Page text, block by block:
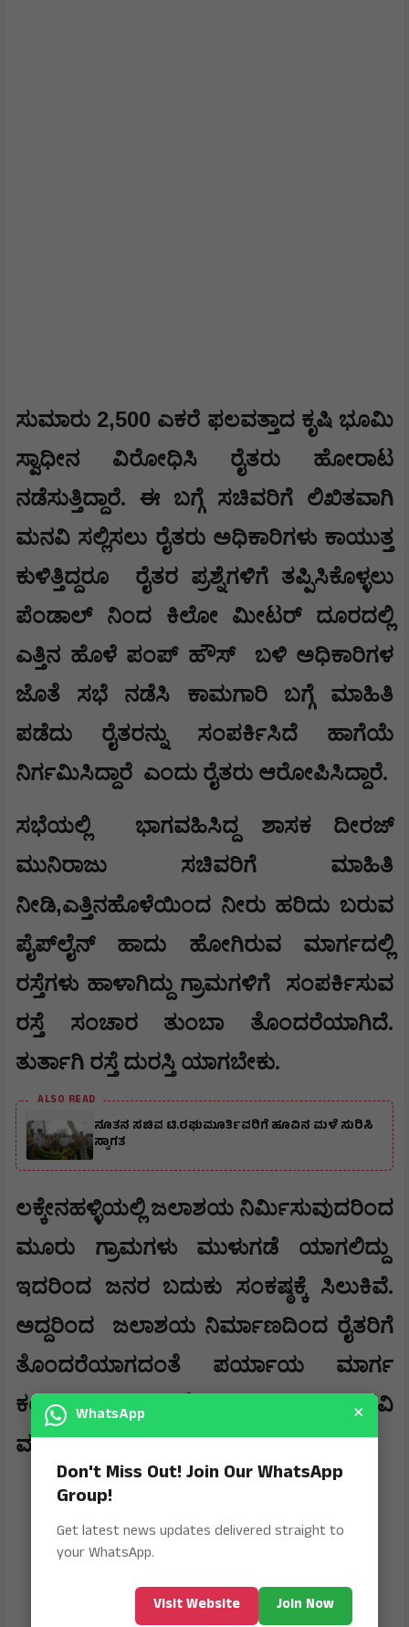
ಸುಮಾರು 2,500 ಎಕರೆ ಫಲವತ್ತಾದ ಕೃಷಿ ಭೂಮಿ
ಸ್ವಾಧೀನ ವಿರೋಧಿಸಿ ರೈತರು ಹೋರಾಟ
ನಡೆಸುತ್ತಿದ್ದಾರೆ. ಈ ಬಗ್ಗೆ ಸಚಿವರಿಗೆ ಲಿಖಿತವಾಗಿ
ಮನವಿ ಸಲ್ಲಿಸಲು ರೈತರು ಅಧಿಕಾರಿಗಳು ಕಾಯುತ್ತ
ಕುಳಿತ್ತಿದ್ದರೂ
ರೈತರ ಪ್ರಶ್ನೆಗಳಿಗೆ ತಪ್ಪಿಸಿಕೊಳ್ಳಲು
ಪೆಂಡಾಲ್ ನಿಂದ ಕಿಲೋ ಮೀಟರ್ ದೂರದಲ್ಲಿ
ಎತ್ತಿನ ಹೊಳೆ ಪಂಪ್ ಹೌಸ್
ಬಳಿ ಅಧಿಕಾರಿಗಳ
ಜೊತೆ ಸಭೆ ನಡೆಸಿ ಕಾಮಗಾರಿ ಬಗ್ಗೆ ಮಾಹಿತಿ
ಪಡೆದು ರೈತರನ್ನು ಸಂಪರ್ಕಿಸಿದೆ ಹಾಗೆಯೆ
ನಿರ್ಗಮಿಸಿದ್ದಾರೆ ಎಂದು ರೈತರು ಆರೋಪಿಸಿದ್ದಾರೆ.
ಸಭೆಯಲ್ಲಿ
ಭಾಗವಹಿಸಿದ್ದ ಶಾಸಕ ದೀರಜ್
ಮುನಿರಾಜು ಸಚಿವರಿಗೆ ಮಾಹಿತಿ
ನೀಡಿ,ಎತ್ತಿನಹೊಳೆಯಿಂದ ನೀರು ಹರಿದು ಬರುವ
ಪೈಪ್‌ಲೈನ್ ಹಾದು ಹೋಗಿರುವ ಮಾರ್ಗದಲ್ಲಿ
ರಸ್ತೆಗಳು ಹಾಳಾಗಿದ್ದು ಗ್ರಾಮಗಳಿಗೆ
ಸಂಪರ್ಕಿಸುವ
ರಸ್ತೆ ಸಂಚಾರ ತುಂಬಾ ತೊಂದರೆಯಾಗಿದೆ.
ತುರ್ತಾಗಿ ರಸ್ತೆ ದುರಸ್ತಿ ಯಾಗಬೇಕು.
ALSO READ
ನೂತನ ಸಚಿವ ಟಿ.ರಘುಮೂರ್ತಿವರಿಗೆ ಹೂವಿನ ಮಳೆ ಸುರಿಸಿ
ಸ್ವಾಗತ
ಲಕ್ಕೇನಹಳ್ಳಿಯಲ್ಲಿ ಜಲಾಶಯ ನಿರ್ಮಿಸುವುದರಿಂದ
ಮೂರು ಗ್ರಾಮಗಳು ಮುಳುಗಡೆ ಯಾಗಲಿದ್ದು
ಇದರಿಂದ ಜನರ ಬದುಕು ಸಂಕಷ್ಠಕ್ಕೆ ಸಿಲುಕಿವೆ.
ಅದ್ದರಿಂದ
ಜಲಾಶಯ ನಿರ್ಮಾಣದಿಂದ ರೈತರಿಗೆ
ತೊಂದರೆಯಾಗದಂತೆ ಪರ್ಯಾಯ ಮಾರ್ಗ
ಕಂಡು ಕೊಳ್ಳುವಂತೆ ಸಚಿವರಿಗೆ ಮನವಿ
ಮಾಡಿದರು.
WhatsApp ×
Don't Miss Out! Join Our WhatsApp
Group!
Get latest news updates delivered straight to
your WhatsApp.
Visit Website Join Now